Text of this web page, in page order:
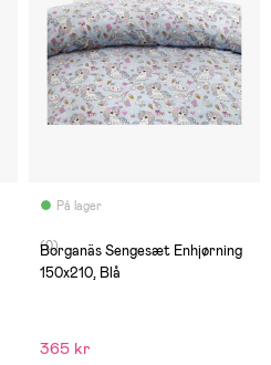
På lager
(0)
Borganäs Sengesæt Enhjørning
150x210, Blå
365 kr